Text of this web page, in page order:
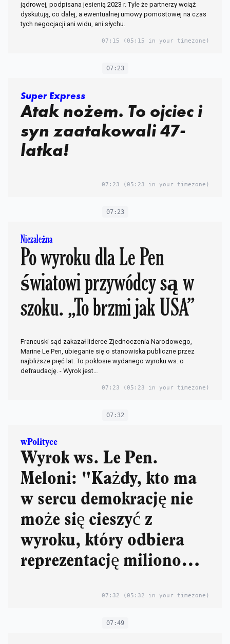
jądrowej, podpisana jesienią 2023 r. Tyle że partnerzy wciąż
dyskutują, co dalej, a ewentualnej umowy pomostowej na czas
tych negocjacji ani widu, ani słychu.
07:15 (05:15 in your timezone)
07:23
Super Express
Atak nożem. To ojciec i
syn zaatakowali 47-
latka!
07:23 (05:23 in your timezone)
07:23
Niezależna
Po wyroku dla Le Pen
światowi przywódcy są w
szoku. „To brzmi jak USA”
Francuski sąd zakazał liderce Zjednoczenia Narodowego,
Marine Le Pen, ubieganie się o stanowiska publiczne przez
najbliższe pięć lat. To pokłosie wydanego wyroku ws. o
defraudację. - Wyrok jest…
07:23 (05:23 in your timezone)
07:32
wPolityce
Wyrok ws. Le Pen.
Meloni: "Każdy, kto ma
w sercu demokrację nie
może się cieszyć z
wyroku, który odbiera
reprezentację milionom
07:32 (05:32 in your timezone)
07:49